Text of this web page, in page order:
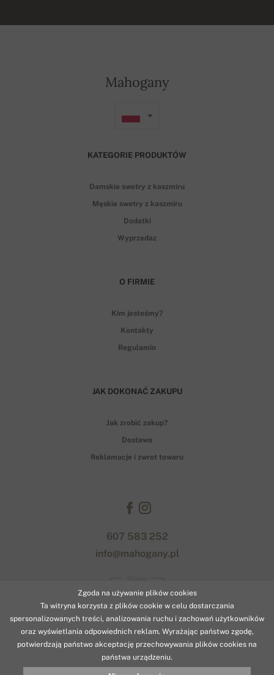
Mahogany
KATEGORIE PRODUKTÓW
Damskie swetry z kaszmiru
Męskie swetry z kaszmiru
Dodatki
Wyprzedaz
O FIRMIE
Kim jesteśmy?
Kontakty
Regulamin
JAK DOKONAĆ ZAKUPU
Jak zrobić zakup?
Dostawa
Reklamacje i zwrot towaru
607 583 252
info@mahogany.pl
© 2026 www.mahogany.pl
Zgoda na używanie plików cookies
Ta witryna korzysta z plików cookie w celu dostarczania
spersonalizowanych treści, analizowania ruchu i zachowań użytkowników
oraz wyświetlania odpowiednich reklam. Wyrażając państwo zgodę,
potwierdzają państwo akceptację przechowywania plików cookies na
państwa urządzeniu.